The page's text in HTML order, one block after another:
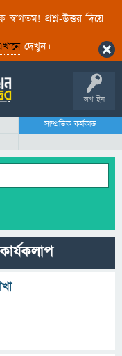
স্বাগতম! প্রশ্ন-উত্তর দিয়ে
দেখুন।
লগ ইন
সাম্প্রতিক কর্মকান্ড